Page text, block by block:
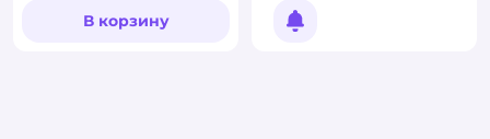
В корзину Уведомить о появлении